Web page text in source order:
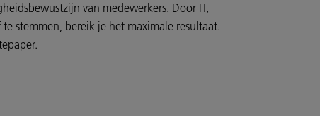
van medewerkers. Door IT,
stemmen, bereik je het maximale resultaat.